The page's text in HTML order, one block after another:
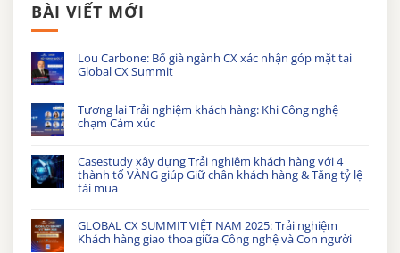
BÀI VIẾT MỚI
Lou Carbone: Bố già ngành CX xác nhận góp mặt tại
Global CX Summit
Tương lai Trải nghiệm khách hàng: Khi Công nghệ
chạm Cảm xúc
Casestudy xây dựng Trải nghiệm khách hàng với 4
thành tố VÀNG giúp Giữ chân khách hàng & Tăng tỷ lệ
tái mua
GLOBAL CX SUMMIT VIỆT NAM 2025: Trải nghiệm
Khách hàng giao thoa giữa Công nghệ và Con người